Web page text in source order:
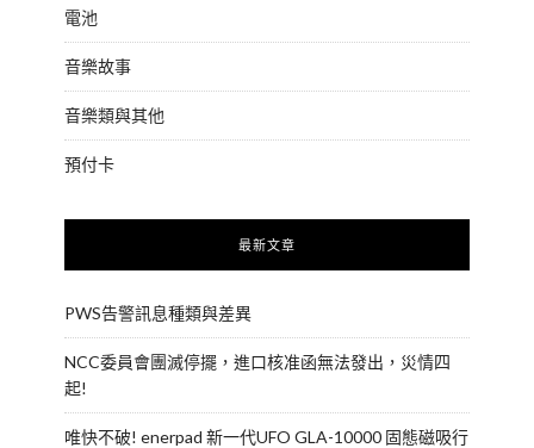
電池
音樂故事
音樂類與其他
預付卡
最新文章
PWS告警訊息種類與差異
NCC委員會團滅停擺，進口核准函無法發出，災情四
起!
唯快不破! enerpad 新一代UFO GLA-10000 固態磁吸行